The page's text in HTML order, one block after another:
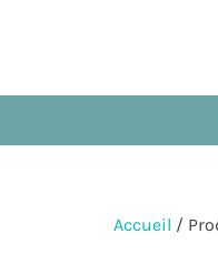
Accueil /